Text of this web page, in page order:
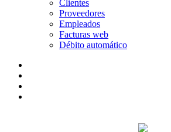
Clientes
Proveedores
Empleados
Facturas web
Débito automático